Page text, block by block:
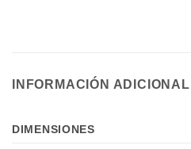
INFORMACIÓN ADICIONAL
DIMENSIONES